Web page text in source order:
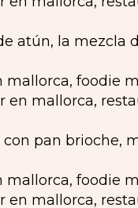
atún, la mezcla
pan brioche,